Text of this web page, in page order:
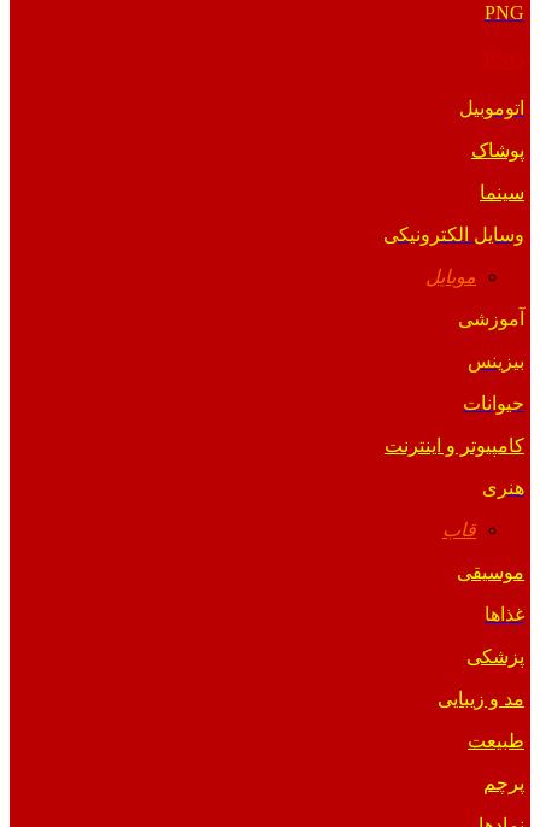
PNG
اتوموبیل
پوشاک
سینما
وسایل الکترونیکی
موبایل
آموزشی
بیزینس
حیوانات
کامپیوتر و اینترنت
هنری
قاب
موسیقی
غذاها
پزشکی
مد و زیبایی
طبیعت
پرچم